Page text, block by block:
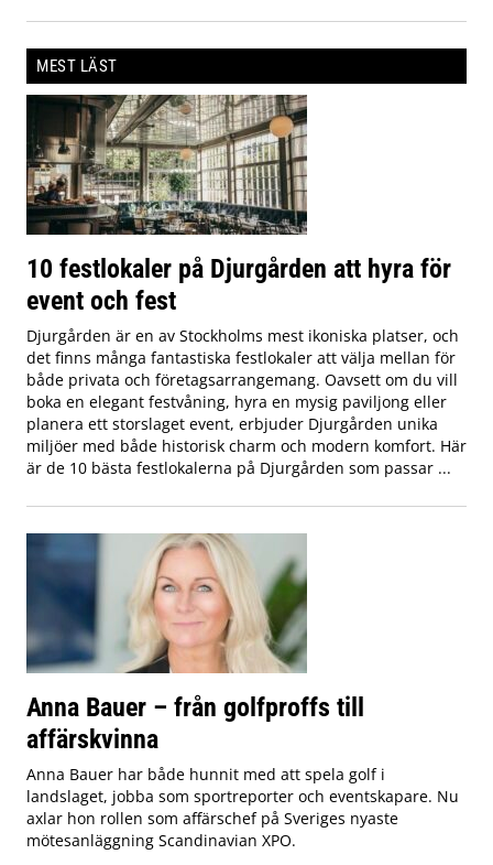
MEST LÄST
10 festlokaler på Djurgården att hyra för
event och fest
Djurgården är en av Stockholms mest ikoniska platser, och
det finns många fantastiska festlokaler att välja mellan för
både privata och företagsarrangemang. Oavsett om du vill
boka en elegant festvåning, hyra en mysig paviljong eller
planera ett storslaget event, erbjuder Djurgården unika
miljöer med både historisk charm och modern komfort. Här
är de 10 bästa festlokalerna på Djurgården som passar ...
Anna Bauer – från golfproffs till
affärskvinna
Anna Bauer har både hunnit med att spela golf i
landslaget, jobba som sportreporter och eventskapare. Nu
axlar hon rollen som affärschef på Sveriges nyaste
mötesanläggning Scandinavian XPO.